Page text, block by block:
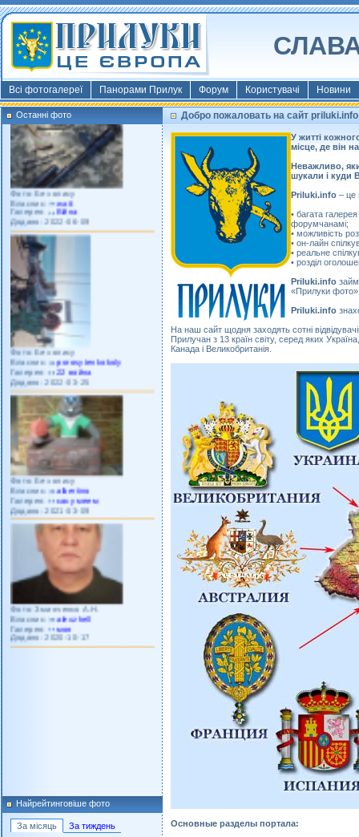
Всі фотогалереї Панорами Прилук Форум Користувачі Новини
Останні фото
Фото: Київ 2022
Власник:
morsresistis
Галерея:
Templates
Додано: 2022-11-13
Фото: Без опису
Власник:
watt
Галерея:
Війна
Додано: 2022-06-09
Фото: Без опису
Власник:
porosytenkokoly
Галерея:
22 война
Додано: 2022-03-25
Фото: Без опису
Власник:
albertino
Галерея:
как умеем
Додано: 2021-03-09
Фото: Зминченко А.Н.
Власник:
alexzhell
Галерея:
моя
Додано: 2020-10-17
Найрейтинговіше фото
За місяць
За тиждень
Добро пожаловать на сайт
У житті
місце, де він
Неважливо,
шукали і куди
Priluki.info – це
• багата
форумчанамі;
• можливість
• он-лайн
• реальне
• розділ
Priluki.info
«Прилуки фото»
Priluki.info
На наш сайт щодня заходять сотні
Прилучан з 13 країн світу, серед яких
Канада і Великобританія.
Основные разделы портала: